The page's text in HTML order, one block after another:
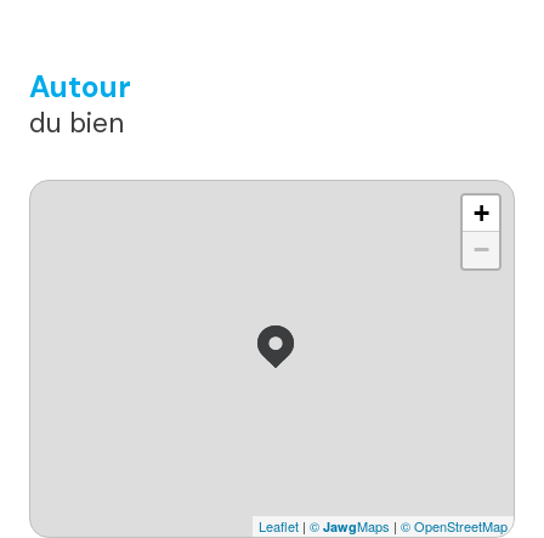
Autour
du bien
+
−
Leaflet | © JawgMaps | © OpenStreetMap